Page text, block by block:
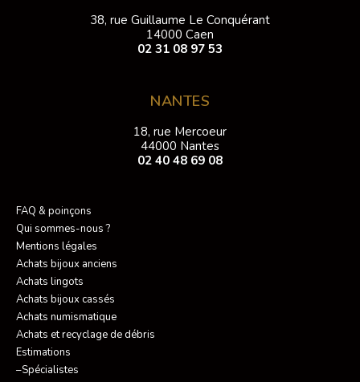
38, rue Guillaume Le Conquérant
14000 Caen
02 31 08 97 53
NANTES
18, rue Mercoeur
44000 Nantes
02 40 48 69 08
FAQ & poinçons
Qui sommes-nous ?
Mentions légales
Achats bijoux anciens
Achats lingots
Achats bijoux cassés
Achats numismatique
Achats et recyclage de débris
Estimations
–Spécialistes